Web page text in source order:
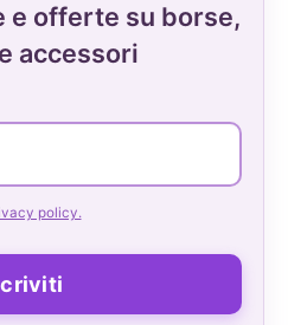
e offerte su borse,
accessori
policy.